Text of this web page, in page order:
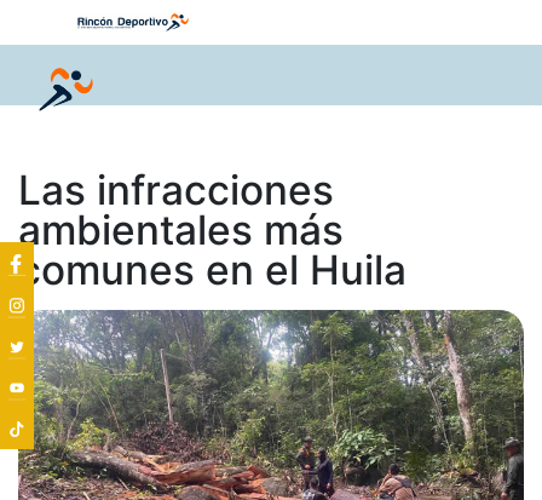
Las infracciones
ambientales más
comunes en el Huila